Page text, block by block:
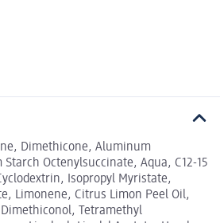
Dimethicone, Aluminum
Octenylsuccinate, Aqua, C12-15
Isopropyl Myristate,
Limonene, Citrus Limon Peel Oil,
Tetramethyl